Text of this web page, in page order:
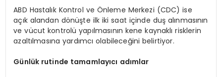
ABD Hastalık Kontrol ve Önleme Merkezi (CDC) ise
açık alandan dönüşte ilk iki saat içinde duş alınmasının
ve vücut kontrolü yapılmasının kene kaynaklı risklerin
azaltılmasına yardımcı olabileceğini belirtiyor.
Günlük rutinde tamamlayıcı adımlar